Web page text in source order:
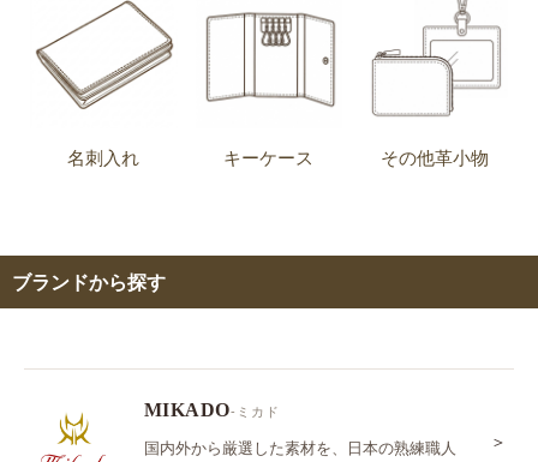
名刺入れ キーケース その他革小物
ブランドから探す
MIKADO-ミカド
国内外から厳選した素材を、日本の熟練職人
＞